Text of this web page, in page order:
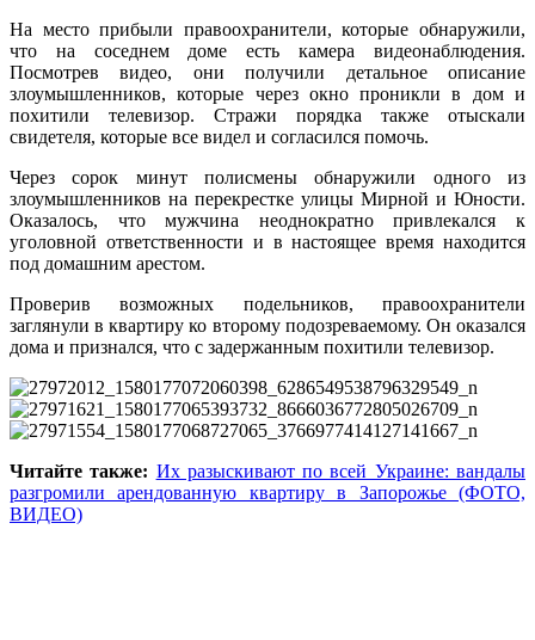
На место прибыли правоохранители, которые обнаружили,
что на соседнем доме есть камера видеонаблюдения.
Посмотрев видео, они получили детальное описание
злоумышленников, которые через окно проникли в дом и
похитили телевизор. Стражи порядка также отыскали
свидетеля, которые все видел и согласился помочь.
Через сорок минут полисмены обнаружили одного из
злоумышленников на перекрестке улицы Мирной и Юности.
Оказалось, что мужчина неоднократно привлекался к
уголовной ответственности и в настоящее время находится
под домашним арестом.
Проверив возможных подельников, правоохранители
заглянули в квартиру ко второму подозреваемому. Он оказался
дома и признался, что с задержанным похитили телевизор.
Читайте также: Их разыскивают по всей Украине: вандалы
разгромили арендованную квартиру в Запорожье (ФОТО,
ВИДЕО)